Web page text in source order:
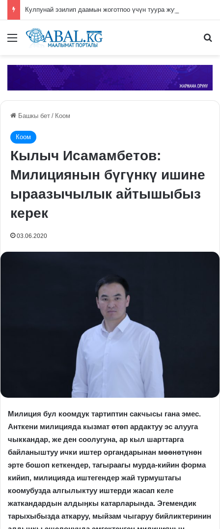
Меню
Башкы бет / Коом
Коом
Кылыч Исамамбетов:
Милициянын бүгүнкү ишине
ыраазычылык айтышыбыз
керек
03.06.2020
Милиция бул коомдук тартиптин сакчысы гана эмес.
Анткени милицияда кызмат өтөп ардактуу эс алууга
чыккандар, же ден соолугуна, ар кыл шарттарга
байланыштуу ички иштер органдарынан мөөнөтүнөн
эрте бошоп кеткендер, тагыраагы мурда-кийин форма
кийип, милицияда иштегендер жай турмуштагы
коомубузда алгылыктуу иштерди жасап келе
жаткандардын алдыӊкы катарларында. Эгемендик
тарыхыбызда аткаруу, мыйзам чыгаруу бийликтеринин